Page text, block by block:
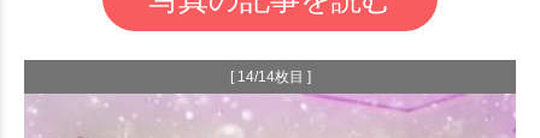
[ 14/14枚目 ]